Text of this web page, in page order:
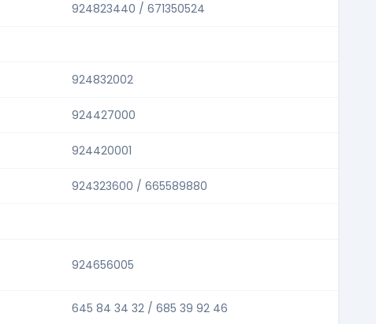
924823440 / 671350524
924832002
924427000
924420001
924323600 / 665589880
924656005
645 84 34 32 / 685 39 92 46